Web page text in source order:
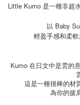
Little Kumo 是一種非超
以 Baby
輕盈手感和柔
Kumo 在日文中是雲的意
這是一種很棒的材
為你的披